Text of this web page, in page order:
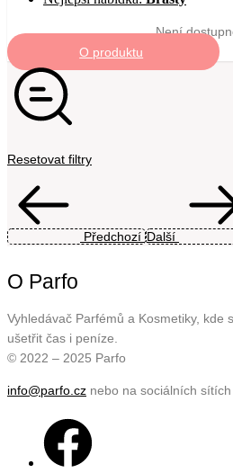
Není
O produktu
Resetovat filtry
Předchozí Další
O Parfo
Vyhledávač Parfémů a Kosmetiky, kde
ušetřit čas i peníze.
© 2022 – 2025 Parfo
info@parfo.cz nebo na sociálních sítích